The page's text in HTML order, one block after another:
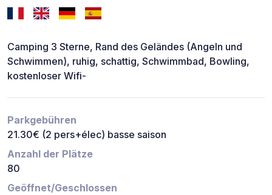
Camping 3 Sterne, Rand des Geländes (Angeln und
Schwimmen), ruhig, schattig, Schwimmbad, Bowling,
kostenloser Wifi-
Parkgebühren
21.30€ (2 pers+élec) basse saison
Anzahl der Plätze
80
Geöffnet/Geschlossen